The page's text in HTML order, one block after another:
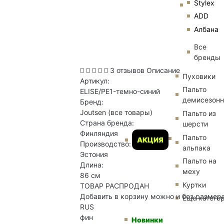
Stylex
ADD
Албана
Все
бренды
АКЦИЯ
Пуховики
Пальто
Пальто из
шерсти
Пальто
альпака
Пальто на
меху
Куртки
Еще
Новинки
3 отзывов Описание
Артикул:
ELISE/PE1-темно-синий
Бренд:
Joutsen (все товары)
Страна бренда:
Финляндия
Производство:
Эстония
Длина:
86 см
ТОВАР РАСПРОДАН
Добавить в корзину можно и без
RUS
фин